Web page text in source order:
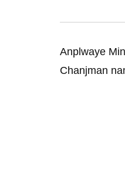
Anplwaye
Chanjman